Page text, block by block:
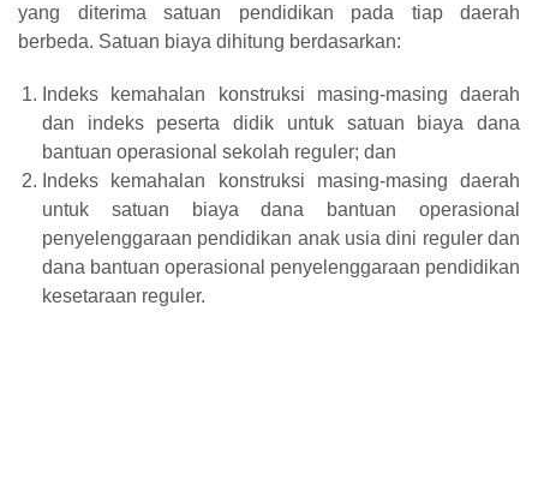
yang diterima satuan pendidikan pada tiap daerah
berbeda. Satuan biaya dihitung berdasarkan:
Indeks kemahalan konstruksi masing-masing daerah
dan indeks peserta didik untuk satuan biaya dana
bantuan operasional sekolah reguler; dan
Indeks kemahalan konstruksi masing-masing daerah
untuk satuan biaya dana bantuan operasional
penyelenggaraan pendidikan anak usia dini reguler dan
dana bantuan operasional penyelenggaraan pendidikan
kesetaraan reguler.